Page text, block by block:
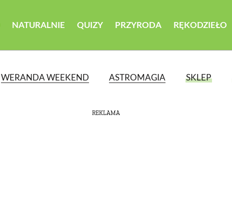
NATURALNIE QUIZY PRZYRODA RĘKODZIEŁO
WERANDA WEEKEND ASTROMAGIA SKLEP
REKLAMA